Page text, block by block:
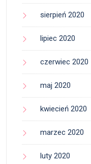
sierpień 2020
lipiec 2020
czerwiec 2020
maj 2020
kwiecień 2020
marzec 2020
luty 2020